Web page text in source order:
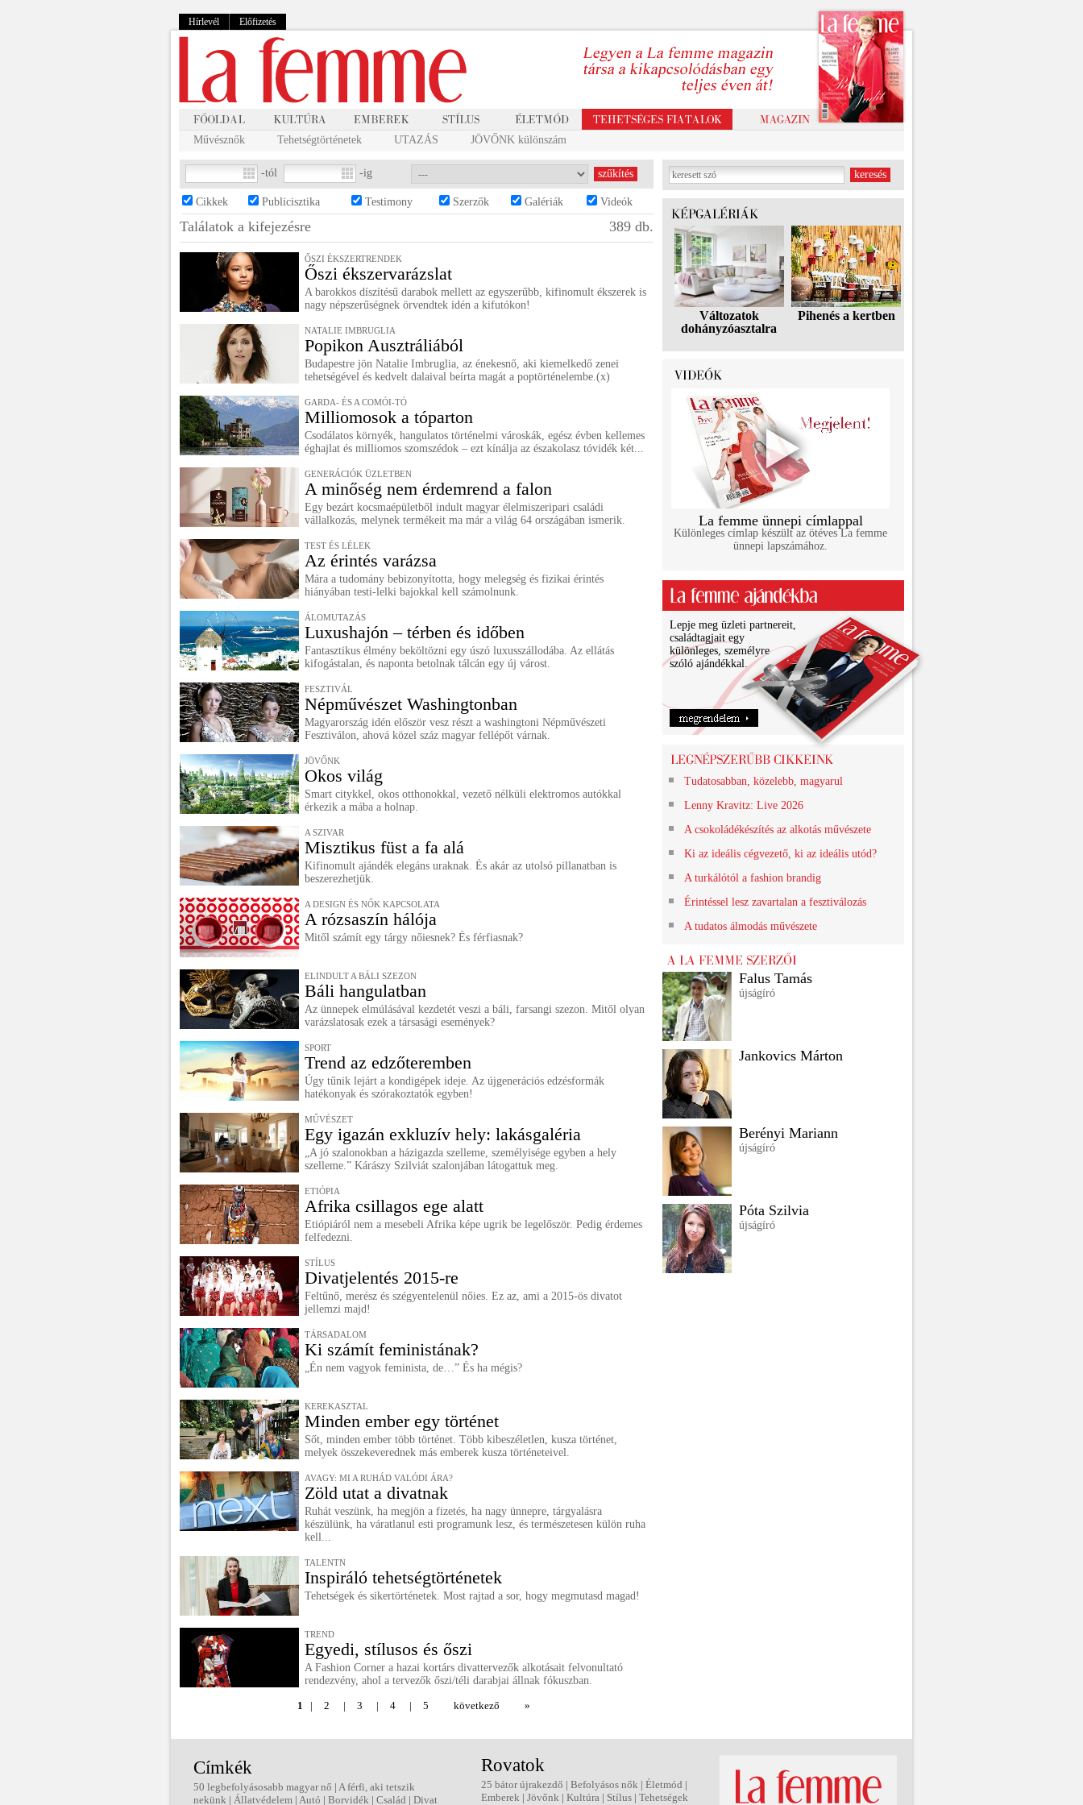
Hírlevél Előfizetés
Művésznők Tehetségtörténetek UTAZÁS JÖVŐNK különszám
-tól -ig
Cikkek Publicisztika Testimony Szerzők Galériák Videók
Találatok a kifejezésre 389 db.
ŐSZI ÉKSZERTRENDEK
Őszi ékszervarázslat
A barokkos díszítésű darabok mellett az egyszerűbb, kifinomult ékszerek is
nagy népszerűségnek örvendtek idén a kifutókon!
NATALIE IMBRUGLIA
Popikon Ausztráliából
Budapestre jön Natalie Imbruglia, az énekesnő, aki kiemelkedő zenei
tehetségével és kedvelt dalaival beírta magát a poptörténelembe.(x)
GARDA- ÉS A COMÓI-TÓ
Milliomosok a tóparton
Csodálatos környék, hangulatos történelmi városkák, egész évben kellemes
éghajlat és milliomos szomszédok – ezt kínálja az északolasz tóvidék két...
GENERÁCIÓK ÜZLETBEN
A minőség nem érdemrend a falon
Egy bezárt kocsmaépületből indult magyar élelmiszeripari családi
vállalkozás, melynek termékeit ma már a világ 64 országában ismerik.
TEST ÉS LÉLEK
Az érintés varázsa
Mára a tudomány bebizonyította, hogy melegség és fizikai érintés
hiányában testi-lelki bajokkal kell számolnunk.
ÁLOMUTAZÁS
Luxushajón – térben és időben
Fantasztikus élmény beköltözni egy úszó luxusszállodába. Az ellátás
kifogástalan, és naponta betolnak tálcán egy új várost.
FESZTIVÁL
Népművészet Washingtonban
Magyarország idén először vesz részt a washingtoni Népművészeti
Fesztiválon, ahová közel száz magyar fellépőt várnak.
JÖVŐNK
Okos világ
Smart citykkel, okos otthonokkal, vezető nélküli elektromos autókkal
érkezik a mába a holnap.
A SZIVAR
Misztikus füst a fa alá
Kifinomult ajándék elegáns uraknak. És akár az utolsó pillanatban is
beszerezhetjük.
A DESIGN ÉS NŐK KAPCSOLATA
A rózsaszín hálója
Mitől számít egy tárgy nőiesnek? És férfiasnak?
ELINDULT A BÁLI SZEZON
Báli hangulatban
Az ünnepek elmúlásával kezdetét veszi a báli, farsangi szezon. Mitől olyan
varázslatosak ezek a társasági események?
SPORT
Trend az edzőteremben
Úgy tűnik lejárt a kondigépek ideje. Az újgenerációs edzésformák
hatékonyak és szórakoztatók egyben!
MŰVÉSZET
Egy igazán exkluzív hely: lakásgaléria
„A jó szalonokban a házigazda szelleme, személyisége egyben a hely
szelleme.” Kárászy Szilviát szalonjában látogattuk meg.
ETIÓPIA
Afrika csillagos ege alatt
Etiópiáról nem a mesebeli Afrika képe ugrik be legelőször. Pedig érdemes
felfedezni.
STÍLUS
Divatjelentés 2015-re
Feltűnő, merész és szégyentelenül nőies. Ez az, ami a 2015-ös divatot
jellemzi majd!
TÁRSADALOM
Ki számít feministának?
„Én nem vagyok feminista, de…” És ha mégis?
KEREKASZTAL
Minden ember egy történet
Sőt, minden ember több történet. Több kibeszéletlen, kusza történet,
melyek összekeverednek más emberek kusza történeteivel.
AVAGY: MI A RUHÁD VALÓDI ÁRA?
Zöld utat a divatnak
Ruhát veszünk, ha megjön a fizetés, ha nagy ünnepre, tárgyalásra
készülünk, ha váratlanul esti programunk lesz, és természetesen külön ruha
kell...
TALENTN
Inspiráló tehetségtörténetek
Tehetségek és sikertörténetek. Most rajtad a sor, hogy megmutasd magad!
TREND
Egyedi, stílusos és őszi
A Fashion Corner a hazai kortárs divattervezők alkotásait felvonultató
rendezvény, ahol a tervezők őszi/téli darabjai állnak fókuszban.
1 | 2 | 3 | 4 | 5 következő »
Változatok
dohányzóasztalra
Pihenés a kertben
La femme ünnepi címlappal
Különleges címlap készült az ötéves La femme
ünnepi lapszámához.
Lepje meg üzleti partnereit,
családtagjait egy
különleges, személyre
szóló ajándékkal.
Tudatosabban, közelebb, magyarul
Lenny Kravitz: Live 2026
A csokoládékészítés az alkotás művészete
Ki az ideális cégvezető, ki az ideális utód?
A turkálótól a fashion brandig
Érintéssel lesz zavartalan a fesztiválozás
A tudatos álmodás művészete
Falus Tamás
újságíró
Jankovics Márton
Berényi Mariann
újságíró
Póta Szilvia
újságíró
Címkék
50 legbefolyásosabb magyar nő | A férfi, aki tetszik
nekünk | Állatvédelem | Autó | Borvidék | Család | Divat
Rovatok
25 bátor újrakezdő | Befolyásos nők | Életmód |
Emberek | Jövőnk | Kultúra | Stílus | Tehetségek